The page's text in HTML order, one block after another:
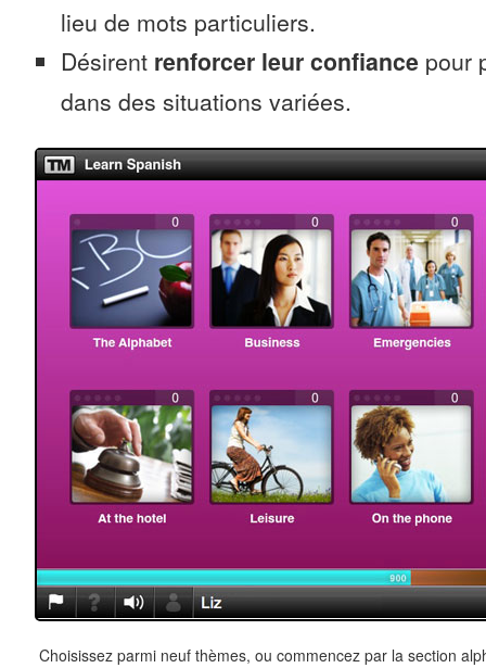
lieu de mots particuliers.
Désirent renforcer leur confiance pour
dans des situations variées.
Choisissez parmi neuf thèmes, ou commencez par la section